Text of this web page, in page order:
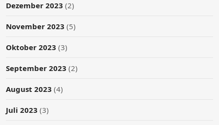
Dezember 2023 (2)
November 2023 (5)
Oktober 2023 (3)
September 2023 (2)
August 2023 (4)
Juli 2023 (3)